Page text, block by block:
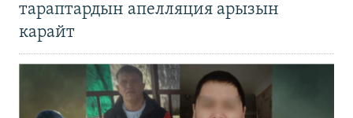
тараптардын апелляция арызын
карайт